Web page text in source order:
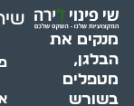
מנקים את
הבלגן,
מטפלים
בשורש